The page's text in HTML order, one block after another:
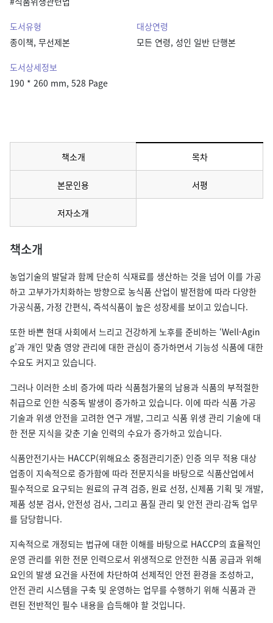
도서유형
종이책, 무선제본
대상연령
모든 연령, 성인 일반 단행본
도서상세정보
190 * 260 mm, 528 Page
책소개 목차메뉴 선택됨
본문인용
서평
저자소개
책소개
농업기술의 발달과 함께 단순히 식재료를 생산하는 것을 넘어 이를 가공
하고 고부가가치화하는 방향으로 농식품 산업이 발전함에 따라 다양한
가공식품, 가정 간편식, 즉석식품이 높은 성장세를 보이고 있습니다.
또한 바쁜 현대 사회에서 느리고 건강하게 노후를 준비하는 ‘Well-Agin
g’과 개인 맞춤 영양 관리에 대한 관심이 증가하면서 기능성 식품에 대한
수요도 커지고 있습니다.
그러나 이러한 소비 증가에 따라 식품첨가물의 남용과 식품의 부적절한
취급으로 인한 식중독 발생이 증가하고 있습니다. 이에 따라 식품 가공
기술과 위생 안전을 고려한 연구 개발, 그리고 식품 위생 관리 기술에 대
한 전문 지식을 갖춘 기술 인력의 수요가 증가하고 있습니다.
식품안전기사는 HACCP(위해요소 중점관리기준) 인증 의무 적용 대상
업종이 지속적으로 증가함에 따라 전문지식을 바탕으로 식품산업에서
필수적으로 요구되는 원료의 규격 검증, 원료 선정, 신제품 기획 및 개발,
제품 성분 검사, 안전성 검사, 그리고 품질 관리 및 안전 관리∙감독 업무
를 담당합니다.
지속적으로 개정되는 법규에 대한 이해를 바탕으로 HACCP의 효율적인
운영 관리를 위한 전문 인력으로서 위생적으로 안전한 식품 공급과 위해
요인의 발생 요건을 사전에 차단하여 선제적인 안전 환경을 조성하고,
안전 관리 시스템을 구축 및 운영하는 업무를 수행하기 위해 식품과 관
련된 전반적인 필수 내용을 습득해야 할 것입니다.